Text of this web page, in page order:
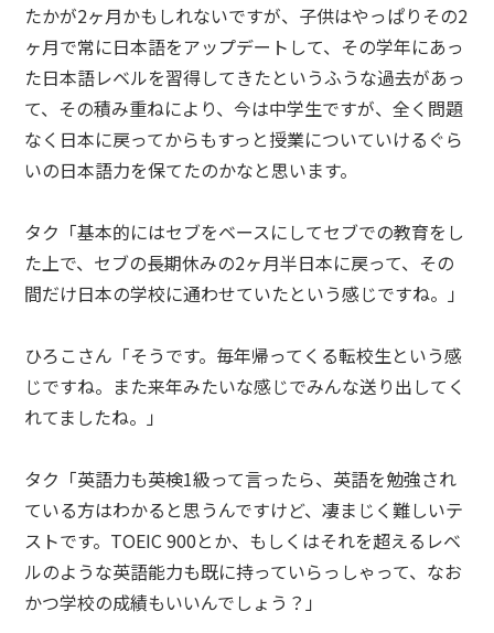
たかが2ヶ月かもしれないですが、子供はやっぱりその2
ヶ月で常に日本語をアップデートして、その学年にあっ
た日本語レベルを習得してきたというふうな過去があっ
て、その積み重ねにより、今は中学生ですが、全く問題
なく日本に戻ってからもすっと授業についていけるぐら
いの日本語力を保てたのかなと思います。
タク「基本的にはセブをベースにしてセブでの教育をし
た上で、セブの長期休みの2ヶ月半日本に戻って、その
間だけ日本の学校に通わせていたという感じですね。」
ひろこさん「そうです。毎年帰ってくる転校生という感
じですね。また来年みたいな感じでみんな送り出してく
れてましたね。」
タク「英語力も英検1級って言ったら、英語を勉強され
ている方はわかると思うんですけど、凄まじく難しいテ
ストです。TOEIC 900とか、もしくはそれを超えるレベ
ルのような英語能力も既に持っていらっしゃって、なお
かつ学校の成績もいいんでしょう？」